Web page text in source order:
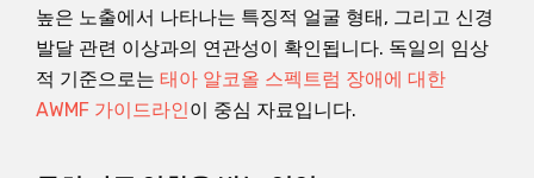
높은 노출에서 나타나는 특징적 얼굴 형태, 그리고 신경
발달 관련 이상과의 연관성이 확인됩니다. 독일의 임상
적 기준으로는 태아 알코올 스펙트럼 장애에 대한
AWMF 가이드라인이 중심 자료입니다.